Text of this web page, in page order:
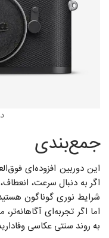
جمع‌بندی
اگر به دنبال سرعت،
اما اگر تجربه‌ای
به روند سنتی عکاسی